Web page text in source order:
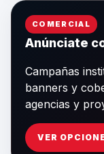
COMERCIAL
Anúnciate
Campañas
banners y
agencias y
VER